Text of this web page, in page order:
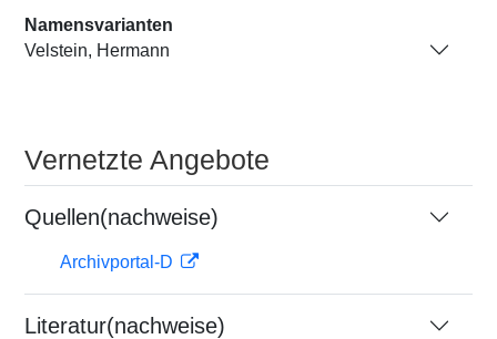
Namensvarianten
Velstein, Hermann
Vernetzte Angebote
Quellen(nachweise)
Archivportal-D
Literatur(nachweise)